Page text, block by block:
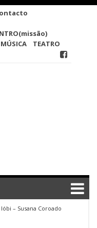
MÚSICA TEATRO
– Susana Coroado